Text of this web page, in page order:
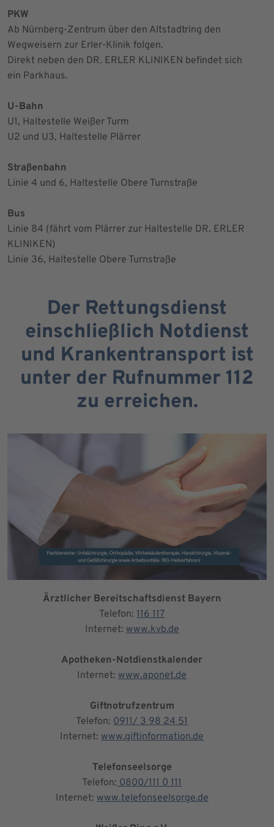
PKW
Ab Nürnberg-Zentrum über den Altstadtring den
Wegweisern zur Erler-Klinik folgen.
Direkt neben den DR. ERLER KLINIKEN befindet sich
ein Parkhaus.
U-Bahn
U1, Haltestelle Weißer Turm
U2 und U3, Haltestelle Plärrer
Straßenbahn
Linie 4 und 6, Haltestelle Obere Turnstraße
Bus
Linie 84 (fährt vom Plärrer zur Haltestelle DR. ERLER
KLINIKEN)
Linie 36, Haltestelle Obere Turnstraße
Der Rettungsdienst
einschließlich Notdienst
und Krankentransport ist
unter der Rufnummer 112
zu erreichen.
Ärztlicher Bereitschaftsdienst Bayern
Telefon:116 117
Internet: www.kvb.de
Apotheken-Notdienstkalender
Internet: www.aponet.de
Giftnotrufzentrum
Telefon: 0911/ 3 98 24 51
Internet: www.giftinformation.de
Telefonseelsorge
Telefon: 0800/111 0 111
Internet: www.telefonseelsorge.de